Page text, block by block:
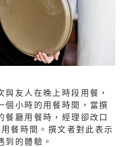
友人在晚上時段用餐，
個小時的用餐時間，當撰
餐廳用餐時，經理卻改口
餐時間。撰文者對此表示
到的體驗。